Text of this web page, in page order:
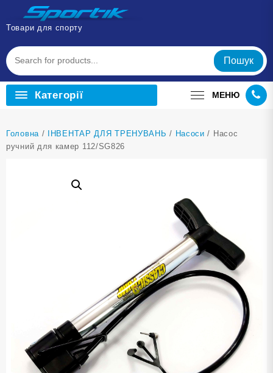
Перейти
вмісту
Товари для спорту
Пошук
Категорії МЕНЮ
Головна / ІНВЕНТАР ДЛЯ ТРЕНУВАНЬ / Насоси / Насос
ручний для камер 112/SG826